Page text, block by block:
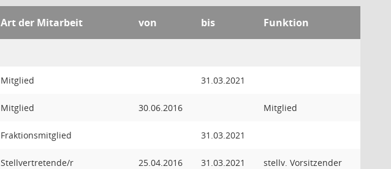
Art der Mitarbeit von bis Funktion
Mitglied 31.03.2021
Mitglied 30.06.2016 Mitglied
Fraktionsmitglied 31.03.2021
Stellvertretende/r
25.04.2016 31.03.2021 stellv. Vorsitzender